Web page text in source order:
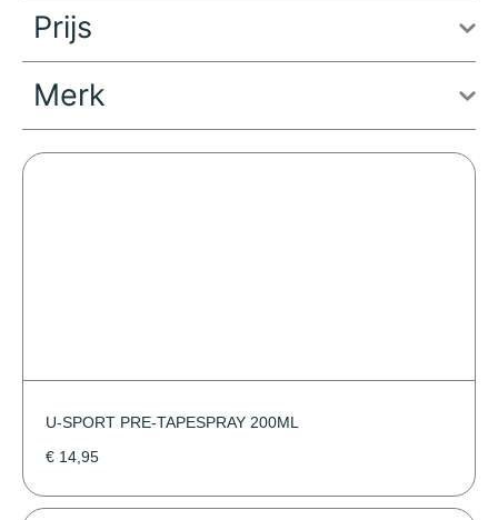
Prijs
Merk
U-SPORT PRE-TAPESPRAY 200ML
€ 14,95